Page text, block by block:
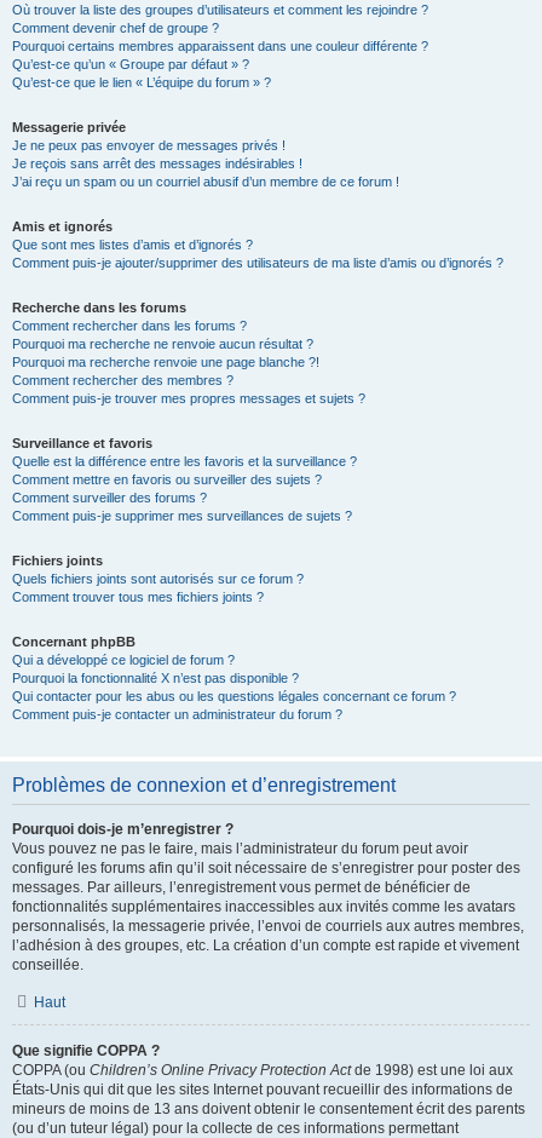
Où trouver la liste des groupes d’utilisateurs et comment les rejoindre ?
Comment devenir chef de groupe ?
Pourquoi certains membres apparaissent dans une couleur différente ?
Qu’est-ce qu’un « Groupe par défaut » ?
Qu’est-ce que le lien « L’équipe du forum » ?
Messagerie privée
Je ne peux pas envoyer de messages privés !
Je reçois sans arrêt des messages indésirables !
J’ai reçu un spam ou un courriel abusif d’un membre de ce forum !
Amis et ignorés
Que sont mes listes d’amis et d’ignorés ?
Comment puis-je ajouter/supprimer des utilisateurs de ma liste d’amis ou d’ignorés ?
Recherche dans les forums
Comment rechercher dans les forums ?
Pourquoi ma recherche ne renvoie aucun résultat ?
Pourquoi ma recherche renvoie une page blanche ?!
Comment rechercher des membres ?
Comment puis-je trouver mes propres messages et sujets ?
Surveillance et favoris
Quelle est la différence entre les favoris et la surveillance ?
Comment mettre en favoris ou surveiller des sujets ?
Comment surveiller des forums ?
Comment puis-je supprimer mes surveillances de sujets ?
Fichiers joints
Quels fichiers joints sont autorisés sur ce forum ?
Comment trouver tous mes fichiers joints ?
Concernant phpBB
Qui a développé ce logiciel de forum ?
Pourquoi la fonctionnalité X n’est pas disponible ?
Qui contacter pour les abus ou les questions légales concernant ce forum ?
Comment puis-je contacter un administrateur du forum ?
Problèmes de connexion et d’enregistrement
Pourquoi dois-je m’enregistrer ?
Vous pouvez ne pas le faire, mais l’administrateur du forum peut avoir
configuré les forums afin qu’il soit nécessaire de s’enregistrer pour poster des
messages. Par ailleurs, l’enregistrement vous permet de bénéficier de
fonctionnalités supplémentaires inaccessibles aux invités comme les avatars
personnalisés, la messagerie privée, l’envoi de courriels aux autres membres,
l’adhésion à des groupes, etc. La création d’un compte est rapide et vivement
conseillée.
Haut
Que signifie COPPA ?
COPPA (ou Children’s Online Privacy Protection Actde 1998) est une loi aux
États-Unis qui dit que les sites Internet pouvant recueillir des informations de
mineurs de moins de 13 ans doivent obtenir le consentement écrit des parents
(ou d’un tuteur légal) pour la collecte de ces informations permettant